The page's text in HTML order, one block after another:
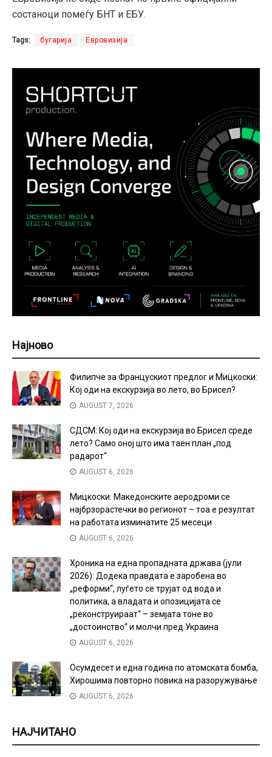
состаноци помеѓу БНТ и ЕБУ.
Tags: бугарија Евровизија
Најново
Филипче за Францускиот предлог и Мицкоски:
Кој оди на екскурзија во лето, во Брисел?
AUGUST 7, 2026
СДСМ: Кој оди на екскурзија во Брисел среде
лето? Само оној што има таен план „под
радарот“
AUGUST 6, 2026
Мицкоски: Македонските аеродроми се
најбрзорастечки во регионот – тоа е резултат
на работата изминатите 25 месеци
AUGUST 6, 2026
Хроника на една пропадната држава (јули
2026): Додека правдата е заробена во
„реформи“, луѓето се трујат од вода и
политика, а владата и опозицијата се
„реконструираат“ – земјата тоне во
„достоинство“ и молчи пред Украина
AUGUST 6, 2026
Осумдесет и една година по атомската бомба,
Хирошима повторно повика на разоружување
AUGUST 6, 2026
НАЈЧИТАНО